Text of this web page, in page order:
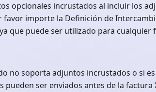
opcionales incrustados al incluir los
favor importe la Definición de
que puede ser utilizado para cualquier
no soporta adjuntos incrustados o si
pueden ser enviados antes de la factura